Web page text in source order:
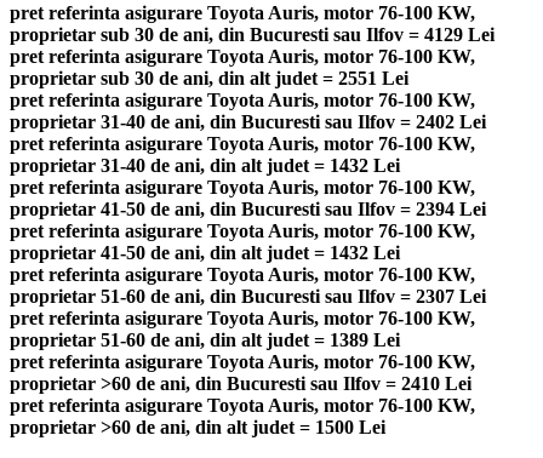
pret referinta asigurare Toyota Auris, motor 76-100 KW,
proprietar sub 30 de ani, din Bucuresti sau Ilfov = 4129 Lei
pret referinta asigurare Toyota Auris, motor 76-100 KW,
proprietar sub 30 de ani, din alt judet = 2551 Lei
pret referinta asigurare Toyota Auris, motor 76-100 KW,
proprietar 31-40 de ani, din Bucuresti sau Ilfov = 2402 Lei
pret referinta asigurare Toyota Auris, motor 76-100 KW,
proprietar 31-40 de ani, din alt judet = 1432 Lei
pret referinta asigurare Toyota Auris, motor 76-100 KW,
proprietar 41-50 de ani, din Bucuresti sau Ilfov = 2394 Lei
pret referinta asigurare Toyota Auris, motor 76-100 KW,
proprietar 41-50 de ani, din alt judet = 1432 Lei
pret referinta asigurare Toyota Auris, motor 76-100 KW,
proprietar 51-60 de ani, din Bucuresti sau Ilfov = 2307 Lei
pret referinta asigurare Toyota Auris, motor 76-100 KW,
proprietar 51-60 de ani, din alt judet = 1389 Lei
pret referinta asigurare Toyota Auris, motor 76-100 KW,
proprietar >60 de ani, din Bucuresti sau Ilfov = 2410 Lei
pret referinta asigurare Toyota Auris, motor 76-100 KW,
proprietar >60 de ani, din alt judet = 1500 Lei